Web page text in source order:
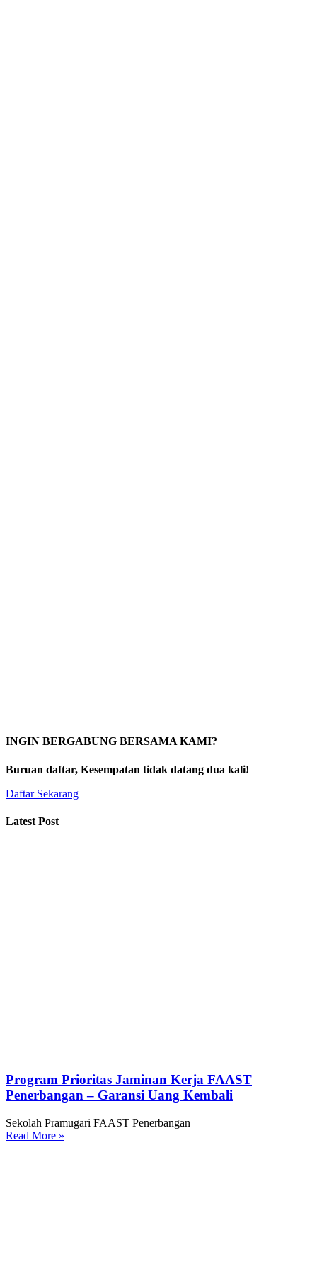
INGIN BERGABUNG BERSAMA KAMI?
Buruan daftar, Kesempatan tidak datang dua kali!
Daftar Sekarang
Latest Post
Program Prioritas Jaminan Kerja FAAST
Penerbangan – Garansi Uang Kembali
Sekolah Pramugari FAAST Penerbangan
Read More »